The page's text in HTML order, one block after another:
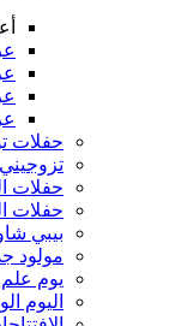
حفلات
تزوجيني
حفلات
حفلات
بيبي
مولود
يوم علم
اليوم